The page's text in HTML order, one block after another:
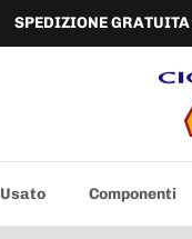
SPEDIZIONE GRATUITA
Usato Componenti